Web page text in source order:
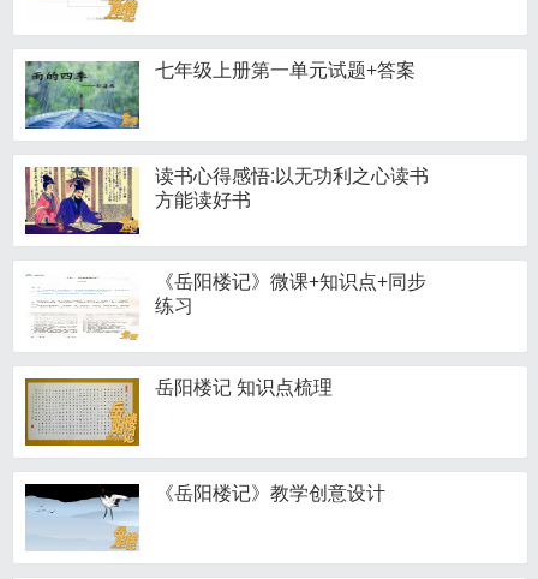
七年级上册第一单元试题+答案
读书心得感悟:以无功利之心读书
方能读好书
《岳阳楼记》微课+知识点+同步
练习
岳阳楼记 知识点梳理
《岳阳楼记》教学创意设计